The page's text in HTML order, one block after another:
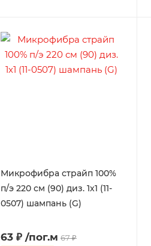
Микрофибра страйп 100%
п/э 220 см (90) диз. 1х1 (11-
0507) шампань (G)
63 ₽ /пог.м 67 ₽